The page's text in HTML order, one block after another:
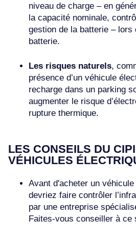
niveau de charge – en
la capacité nominale,
gestion de la batterie – lors
batterie.
Les risques naturels,
présence d’un véhicule
recharge dans un parking
augmenter le risque
rupture thermique.
LES CONSEILS DU
VÉHICULES
Avant d'acheter un
devriez faire contrôler
par une entreprise
Faites-vous conseiller à ce